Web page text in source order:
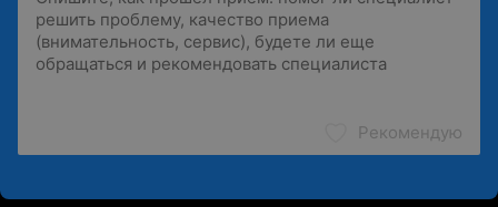
Рекомендую